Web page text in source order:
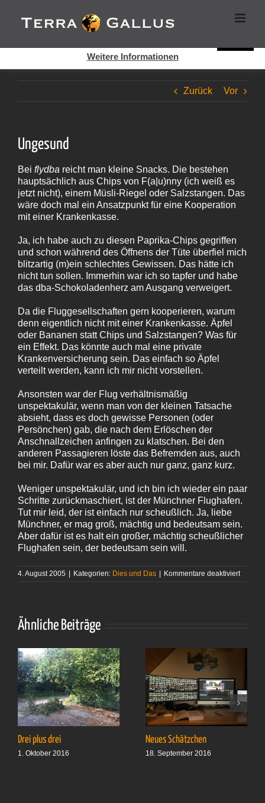
Inhalt
springen
Zurück Vor
Ungesund
Bei flydba reicht man kleine Snacks. Die bestehen
hauptsächlich aus Chips von F(a|u)nny (ich weiß es
jetzt nicht), einem Müsli-Riegel oder Salzstangen. Das
wäre doch mal ein Ansatzpunkt für eine Kooperation
mit einer Krankenkasse.
Ja, ich habe auch zu diesen Paprika-Chips gegriffen
und schon während des Öffnens der Tüte überfiel mich
blitzartig (m)ein schlechtes Gewissen. Das hätte ich
nicht tun sollen. Immerhin war ich so tapfer und habe
das dba-Schokoladenherz am Ausgang verweigert.
Da die Fluggesellschaften gern kooperieren, warum
denn eigentlich nicht mit einer Krankenkasse. Äpfel
oder Bananen statt Chips und Salzstangen? Was für
ein Effekt. Das könnte auch mal eine private
Krankenversicherung sein. Das einfach so Äpfel
verteilt werden, kann ich mir nicht vorstellen.
Ansonsten war der Flug verhältnismäßig
unspektakulär, wenn man von der kleinen Tatsache
absieht, dass es doch gewisse Personen (oder
Persönchen) gab, die nach dem Erlöschen der
Anschnallzeichen anfingen zu klatschen. Bei den
anderen Passagieren löste das Befremden aus, auch
bei mir. Dafür war es aber auch nur ganz, ganz kurz.
Weniger unspektakulär, und ich bin ich wieder ein paar
Schritte zurückmaschiert, ist der Münchner Flughafen.
Tut mir leid, der ist einfach nur scheußlich. Ja, liebe
Münchner, er mag groß, mächtig und bedeutsam sein.
Aber dafür ist es halt ein großer, mächtig scheußlicher
Flughafen sein, der bedeutsam sein will.
4. August 2005 | Kategorien: Dies und Das | Kommentare deaktiviertfür
Ähnliche Beiträge
Drei plus drei
1. Oktober 2016
Neues Schätzchen
18. September 2016
Cookies helfen auf auf dieser Seite bei der Bereitstellung der
Dienste. Durch die Nutzung dieser Webseite erklären Sie sich
Weitere Informationen